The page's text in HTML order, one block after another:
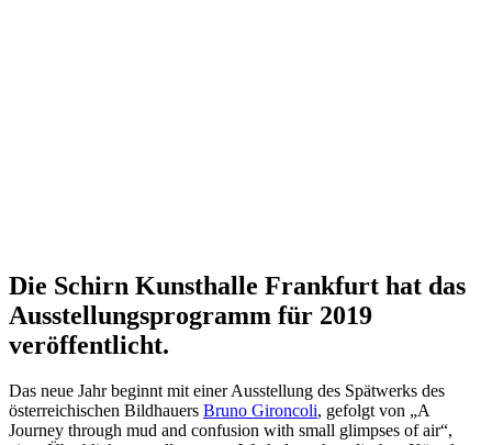
Die Schirn Kunsthalle Frankfurt hat das
Ausstellungsprogramm für 2019
veröffentlicht.
Das neue Jahr beginnt mit einer Ausstel­lung des Spät­werks des
öster­rei­chi­schen Bild­hau­ers Bruno Gironcoli, gefolgt von „A
Journey through mud and confusion with small glimpses of air“,